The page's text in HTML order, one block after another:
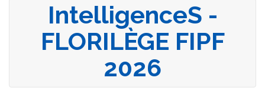
IntelligenceS -
FLORILÈGE FIPF
2026